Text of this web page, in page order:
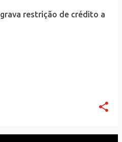
restrição de crédito a